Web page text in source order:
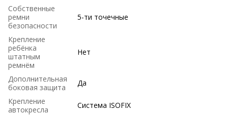
Собственные
ремни
безопасности
5-ти точечные
Крепление
ребёнка
штатным
ремнём
Нет
Дополнительная
боковая защита
Да
Крепление
автокресла
Система ISOFIX